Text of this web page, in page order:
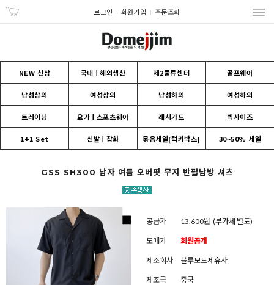
로그인 회원가입 주문조회
NEW 신상 국내ㅣ해외생산 제2물류센터 골프웨어
남성상의 여성상의 남성하의 여성하의
트레이닝 요가ㅣ스포츠웨어 래시가드 빅사이즈
1+1 Set 신발ㅣ잡화 묶음세일[럭키박스] 30~50% 세일
GSS SH300 남자 여름 오버핏 무지 반팔남방 셔츠
공급가 13,600원 (부가세 별도)
도매가 회원공개
제조회사 블루모드제휴사
제조국 중국